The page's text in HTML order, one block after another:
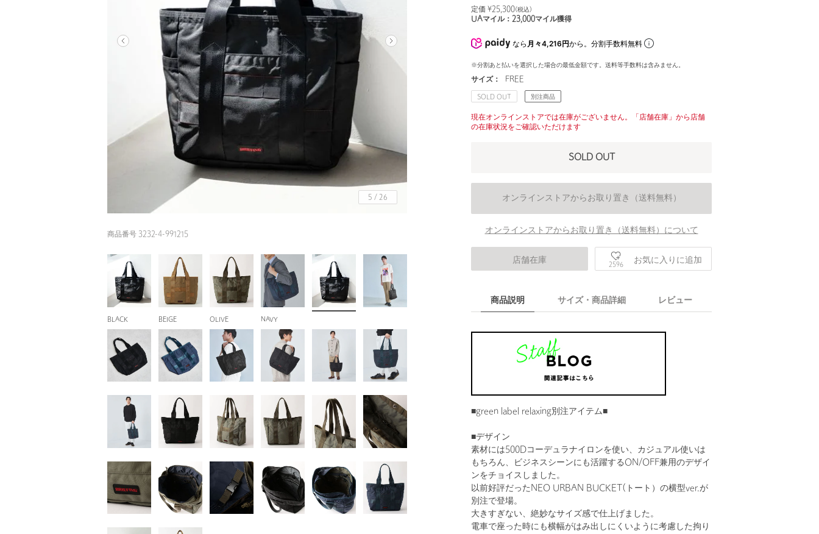
5 / 26
商品番号 3232-4-991215
BLACK BEIGE OLIVE NAVY
定価 ¥25,300(税込)
UAマイル： 23,000マイル獲得
なら 月々4,216円から。分割手数料無料
※分割あと払いを選択した場合の最低金額です。送料等手数料は含みません。
サイズ： FREE
SOLD OUT 別注商品
現在オンラインストアでは在庫がございません。「店舗在庫」から店舗
の在庫状況をご確認いただけます
SOLD OUT
オンラインストアからお取り置き（送料無料）
オンラインストアからお取り置き（送料無料）について
店舗在庫
2596 お気に入りに追加
商品説明 サイズ・商品詳細 レビュー
■green label relaxing別注アイテム■
■デザイン
素材には500Dコーデュラナイロンを使い、カジュアル使いは
もちろん、ビジネスシーンにも活躍するON/OFF兼用のデザイ
ンをチョイスしました。
以前好評だったNEO URBAN BUCKET(トート）の横型ver.が
別注で登場。
大きすぎない、絶妙なサイズ感で仕上げました。
電車で座った時にも横幅がはみ出しにくいように考慮した拘り